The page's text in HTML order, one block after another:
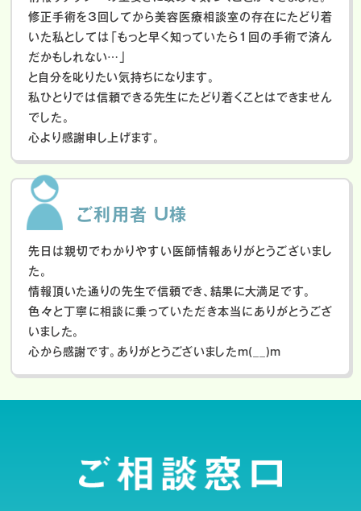
修正手術を3回してから美容医療相談室の存在にたどり着
いた私としては「もっと早く知っていたら1回の手術で済ん
だかもしれない…」
と自分を叱りたい気持ちになります。
私ひとりでは信頼できる先生にたどり着くことはできません
でした。
心より感謝申し上げます。
ご利用者 U様
先日は親切でわかりやすい医師情報ありがとうございまし
た。
情報頂いた通りの先生で信頼でき、結果に大満足です。
色々と丁寧に相談に乗っていただき本当にありがとうござ
いました。
心から感謝です。ありがとうございましたm(__)m